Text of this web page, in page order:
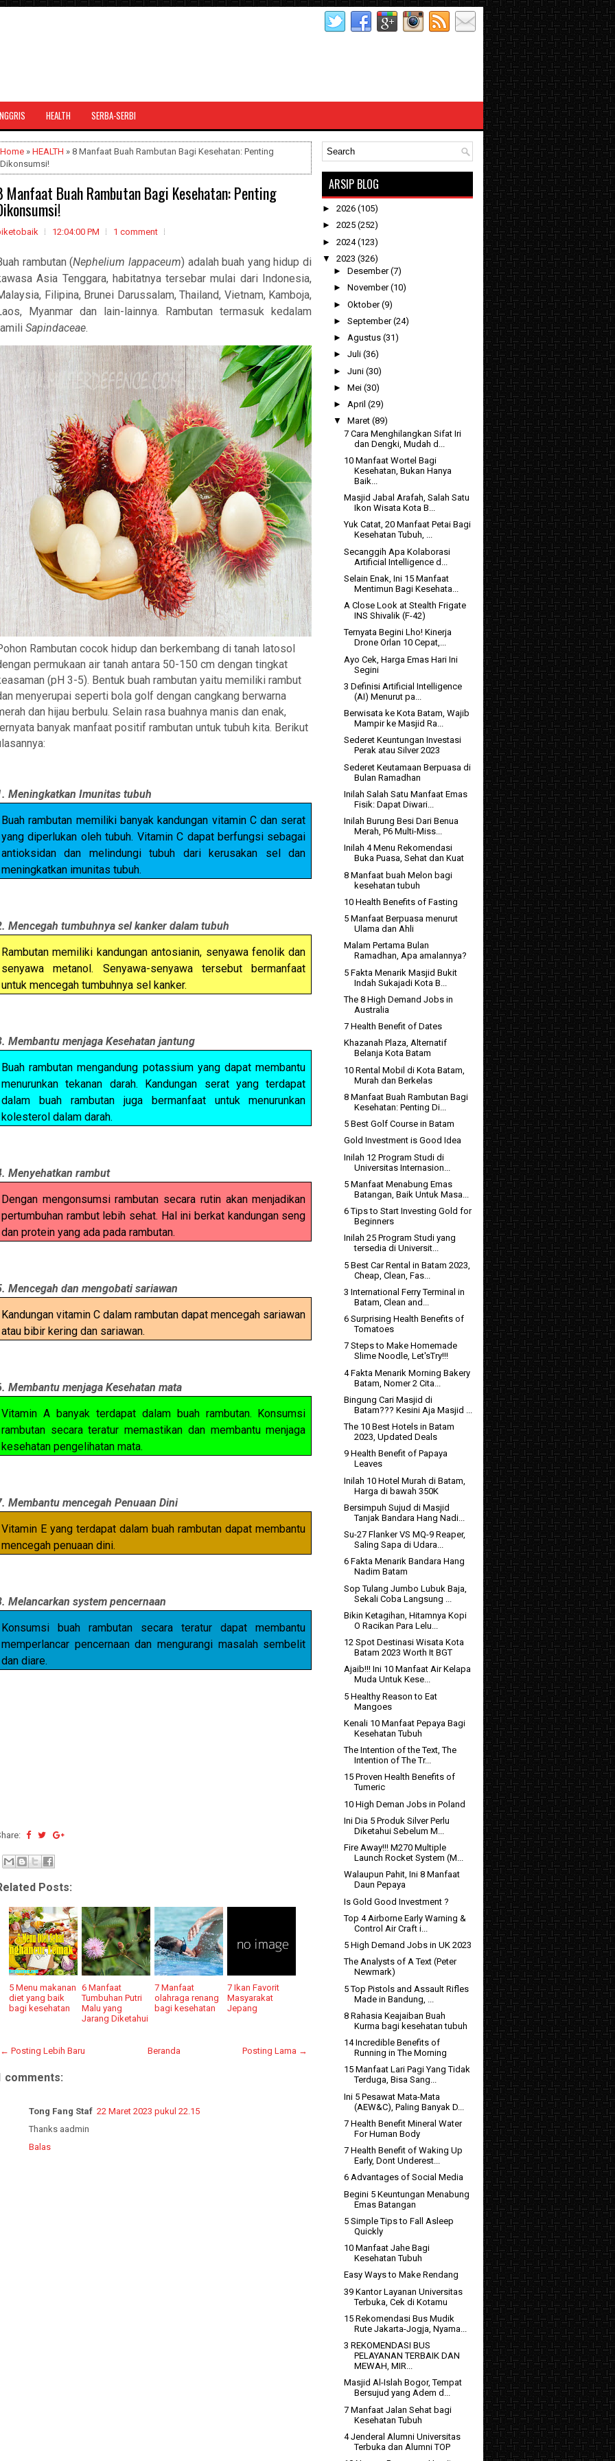
HEALTH SERBA-SERBI
Home » HEALTH » 8 Manfaat Buah Rambutan Bagi Kesehatan: Penting
Dikonsumsi!
Manfaat Buah Rambutan Bagi Kesehatan: Penting
12:04:00 PM 1 comment
rambutan (Nephelium lappaceum) adalah buah yang hidup di
Asia Tenggara, habitatnya tersebar mulai dari Indonesia,
Filipina, Brunei Darussalam, Thailand, Vietnam, Kamboja,
Myanmar dan lain-lainnya. Rambutan termasuk kedalam
Sapindaceae.
Rambutan cocok hidup dan berkembang di tanah latosol
permukaan air tanah antara 50-150 cm dengan tingkat
(pH 3-5). Bentuk buah rambutan yaitu memiliki rambut
menyerupai seperti bola golf dengan cangkang berwarna
dan hijau berbulu. Selain rasa buahnya manis dan enak,
banyak manfaat positif rambutan untuk tubuh kita. Berikut
Meningkatkan Imunitas tubuh
Buah rambutan memiliki banyak kandungan vitamin C dan serat
yang diperlukan oleh tubuh. Vitamin C dapat berfungsi sebagai
antioksidan dan melindungi tubuh dari kerusakan sel dan
meningkatkan imunitas tubuh.
Mencegah tumbuhnya sel kanker dalam tubuh
Rambutan memiliki kandungan antosianin, senyawa fenolik dan
senyawa metanol. Senyawa-senyawa tersebut bermanfaat
untuk mencegah tumbuhnya sel kanker.
Membantu menjaga Kesehatan jantung
Buah rambutan mengandung potassium yang dapat membantu
menurunkan tekanan darah. Kandungan serat yang terdapat
dalam buah rambutan juga bermanfaat untuk menurunkan
kolesterol dalam darah.
Menyehatkan rambut
Dengan mengonsumsi rambutan secara rutin akan menjadikan
pertumbuhan rambut lebih sehat. Hal ini berkat kandungan seng
dan protein yang ada pada rambutan.
Mencegah dan mengobati sariawan
Kandungan vitamin C dalam rambutan dapat mencegah sariawan
atau bibir kering dan sariawan.
Membantu menjaga Kesehatan mata
Vitamin A banyak terdapat dalam buah rambutan. Konsumsi
rambutan secara teratur memastikan dan membantu menjaga
kesehatan pengelihatan mata.
Membantu mencegah Penuaan Dini
Vitamin E yang terdapat dalam buah rambutan dapat membantu
mencegah penuaan dini.
Melancarkan system pencernaan
Konsumsi buah rambutan secara teratur dapat membantu
memperlancar pencernaan dan mengurangi masalah sembelit
dan diare.
Posts:
5 Menu makanan
diet yang baik
bagi kesehatan
6 Manfaat
Tumbuhan Putri
Malu yang
Jarang Diketahui
7 Manfaat
olahraga renang
bagi kesehatan
7 Ikan Favorit
Masyarakat
Jepang
← Posting Lebih Baru Posting Lama →
Beranda
comments:
Tong Fang Staf 22 Maret 2023 pukul 22.15
Thanks aadmin
Balas
ARSIP BLOG
► 2026 (105)
► 2025 (252)
► 2024(123)
▼ 2023 (326)
► Desember(7)
► November(10)
► Oktober(9)
► September(24)
► Agustus (31)
► Juli (36)
► Juni (30)
► Mei (30)
► April (29)
▼ Maret (89)
7 Cara Menghilangkan Sifat Iri
dan Dengki, Mudah d...
10 Manfaat Wortel Bagi
Kesehatan, Bukan Hanya
Baik...
Masjid Jabal Arafah, Salah Satu
Ikon Wisata Kota B...
Yuk Catat, 20 Manfaat Petai Bagi
Kesehatan Tubuh, ...
Secanggih Apa Kolaborasi
Artificial Intelligence d...
Selain Enak, Ini 15 Manfaat
Mentimun Bagi Kesehata...
A Close Look at Stealth Frigate
INS Shivalik (F-42)
Ternyata Begini Lho! Kinerja
Drone Orlan 10 Cepat,...
Ayo Cek, Harga Emas Hari Ini
Segini
3 Definisi Artificial Intelligence
(AI) Menurut pa...
Berwisata ke Kota Batam, Wajib
Mampir ke Masjid Ra...
Sederet Keuntungan Investasi
Perak atau Silver 2023
Sederet Keutamaan Berpuasa di
Bulan Ramadhan
Inilah Salah Satu Manfaat Emas
Fisik: Dapat Diwari...
Inilah Burung Besi Dari Benua
Merah, P6 Multi-Miss...
Inilah 4 Menu Rekomendasi
Buka Puasa, Sehat dan Kuat
8 Manfaat buah Melon bagi
kesehatan tubuh
10 Health Benefits of Fasting
5 Manfaat Berpuasa menurut
Ulama dan Ahli
Malam Pertama Bulan
Ramadhan, Apa amalannya?
5 Fakta Menarik Masjid Bukit
Indah Sukajadi Kota B...
The 8 High Demand Jobs in
Australia
7 Health Benefit of Dates
Khazanah Plaza, Alternatif
Belanja Kota Batam
10 Rental Mobil di Kota Batam,
Murah dan Berkelas
8 Manfaat Buah Rambutan Bagi
Kesehatan: Penting Di...
5 Best Golf Course in Batam
Gold Investment is Good Idea
Inilah 12 Program Studi di
Universitas Internasion...
5 Manfaat Menabung Emas
Batangan, Baik Untuk Masa...
6 Tips to Start Investing Gold for
Beginners
Inilah 25 Program Studi yang
tersedia di Universit...
5 Best Car Rental in Batam 2023,
Cheap, Clean, Fas...
3 International Ferry Terminal in
Batam, Clean and...
6 Surprising Health Benefits of
Tomatoes
7 Steps to Make Homemade
Slime Noodle, Let'sTry!!!
4 Fakta Menarik Morning Bakery
Batam, Nomer 2 Cita...
Bingung Cari Masjid di
Batam??? Kesini Aja Masjid ...
The 10 Best Hotels in Batam
2023, Updated Deals
9 Health Benefit of Papaya
Leaves
Inilah 10 Hotel Murah di Batam,
Harga di bawah 350K
Bersimpuh Sujud di Masjid
Tanjak Bandara Hang Nadi...
Su-27 Flanker VS MQ-9 Reaper,
Saling Sapa di Udara...
6 Fakta Menarik Bandara Hang
Nadim Batam
Sop Tulang Jumbo Lubuk Baja,
Sekali Coba Langsung ...
Bikin Ketagihan, Hitamnya Kopi
O Racikan Para Lelu...
12 Spot Destinasi Wisata Kota
Batam 2023 Worth It BGT
Ajaib!!! Ini 10 Manfaat Air Kelapa
Muda Untuk Kese...
5 Healthy Reason to Eat
Mangoes
Kenali 10 Manfaat Pepaya Bagi
Kesehatan Tubuh
The Intention of the Text, The
Intention of The Tr...
15 Proven Health Benefits of
Tumeric
10 High Deman Jobs in Poland
Ini Dia 5 Produk Silver Perlu
Diketahui Sebelum M...
Fire Away!!! M270 Multiple
Launch Rocket System (M...
Walaupun Pahit, Ini 8 Manfaat
Daun Pepaya
Is Gold Good Investment ?
Top 4 Airborne Early Warning &
Control Air Craft i...
5 High Demand Jobs in UK 2023
The Analysts of A Text (Peter
Newmark)
5 Top Pistols and Assault Rifles
Made in Bandung, ...
8 Rahasia Keajaiban Buah
Kurma bagi kesehatan tubuh
14 Incredible Benefits of
Running in The Morning
15 Manfaat Lari Pagi Yang Tidak
Terduga, Bisa Sang...
Ini 5 Pesawat Mata-Mata
(AEW&C), Paling Banyak D...
7 Health Benefit Mineral Water
For Human Body
7 Health Benefit of Waking Up
Early, Dont Underest...
6 Advantages of Social Media
Begini 5 Keuntungan Menabung
Emas Batangan
5 Simple Tips to Fall Asleep
Quickly
10 Manfaat Jahe Bagi
Kesehatan Tubuh
Easy Ways to Make Rendang
39 Kantor Layanan Universitas
Terbuka, Cek di Kotamu
15 Rekomendasi Bus Mudik
Rute Jakarta-Jogja, Nyama...
3 REKOMENDASI BUS
PELAYANAN TERBAIK DAN
MEWAH, MIR...
Masjid Al-Islah Bogor, Tempat
Bersujud yang Adem d...
7 Manfaat Jalan Sehat bagi
Kesehatan Tubuh
4 Jenderal Alumni Universitas
Terbuka dan Alumni TOP